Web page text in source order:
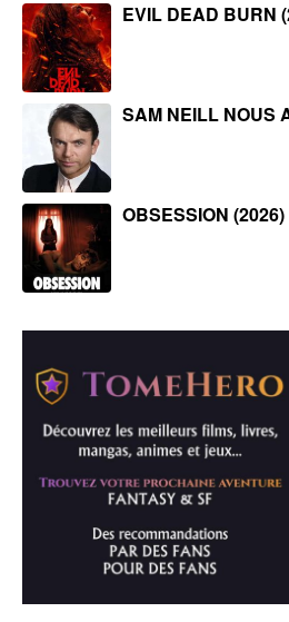
EVIL DEAD BURN
SAM NEILL NOUS
OBSESSION (2026)